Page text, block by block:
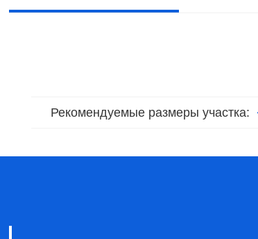
Рекомендуемые размеры участка: